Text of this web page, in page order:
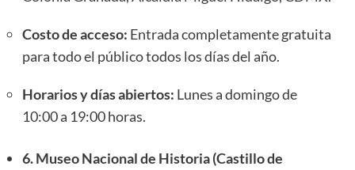
Costo de acceso: Entrada completamente gratuita
para todo el público todos los días del año.
Horarios y días abiertos: Lunes a domingo de
10:00 a 19:00 horas.
6. Museo Nacional de Historia (Castillo de